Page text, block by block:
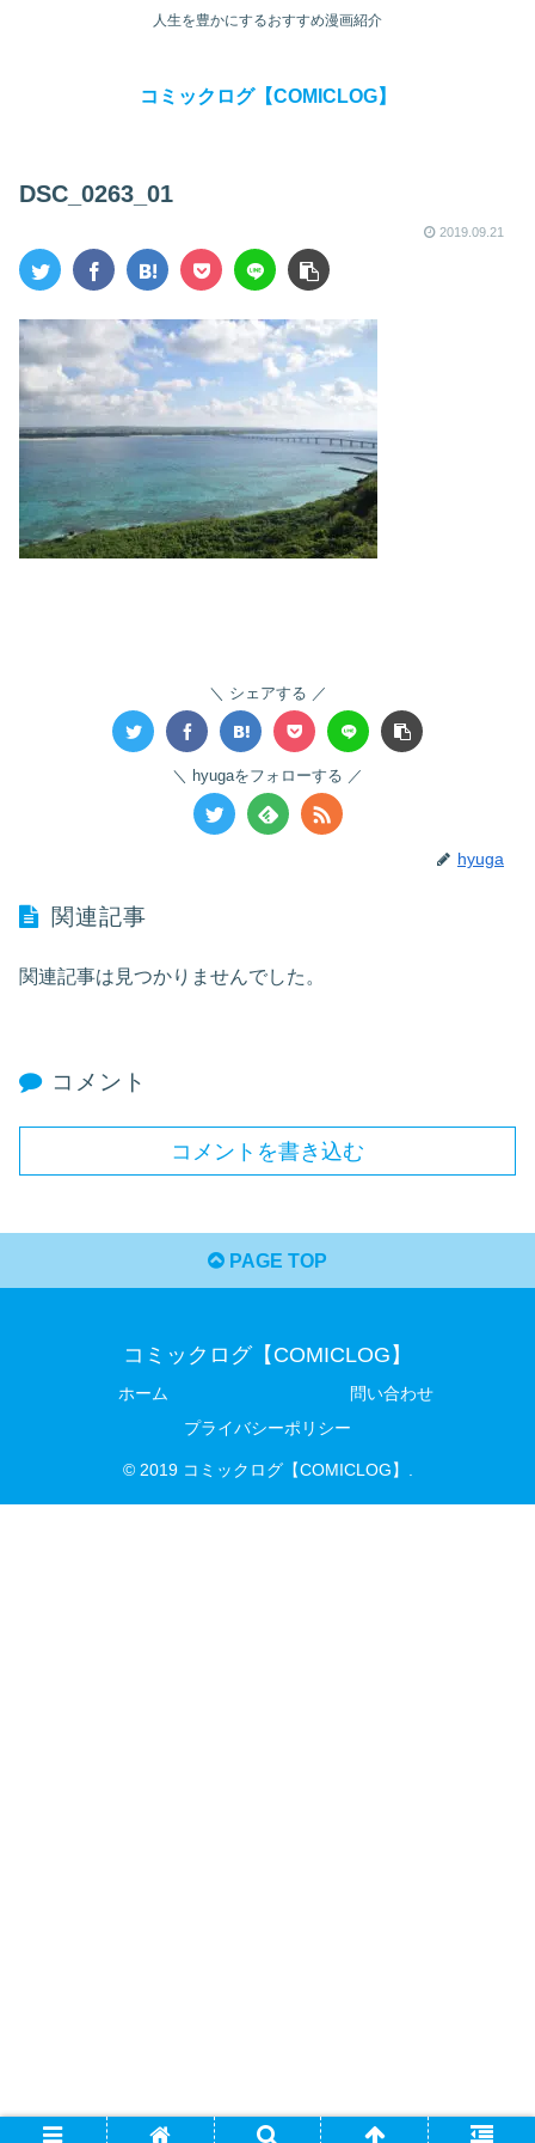
人生を豊かにするおすすめ漫画紹介
コミックログ【COMICLOG】
DSC_0263_01
2019.09.21
シェアする
hyugaをフォローする
hyuga
関連記事
関連記事は見つかりませんでした。
コメント
コメントを書き込む
PAGE TOP
コミックログ【COMICLOG】
ホーム
問い合わせ
プライバシーポリシー
© 2019 コミックログ【COMICLOG】.